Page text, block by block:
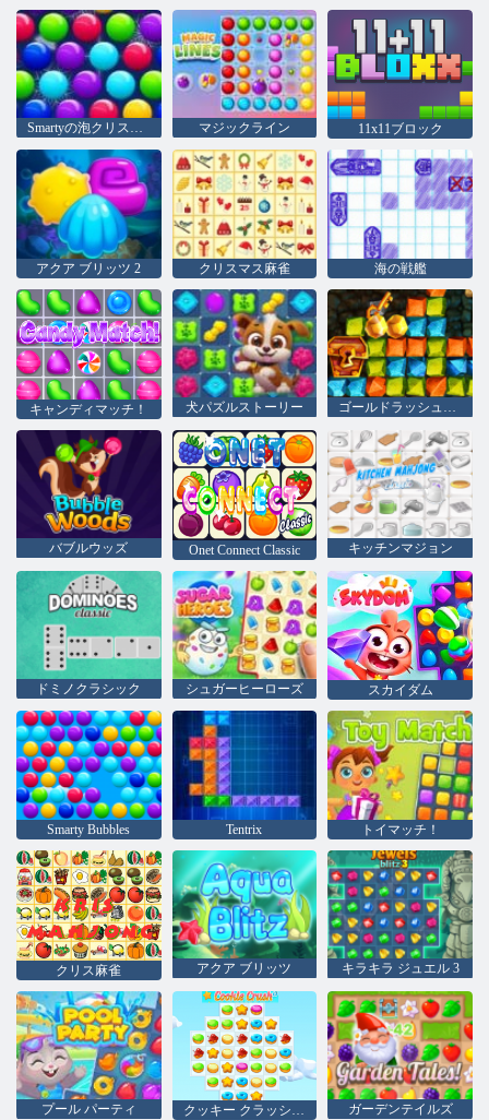
Smartyの泡クリスマス版 マジックライン 11x11ブロック
アクア ブリッツ 2 クリスマス麻雀 海の戦艦
キャンディマッチ！ 犬パズルストーリー ゴールドラッシュの宝探し
バブルウッズ Onet Connect Classic キッチンマジョン
ドミノクラシック シュガーヒーローズ スカイダム
Smarty Bubbles Tentrix トイマッチ！
クリス麻雀 アクア ブリッツ キラキラ ジュエル 3
プール パーティ クッキー クラッシュ 3 ガーデンテイルズ